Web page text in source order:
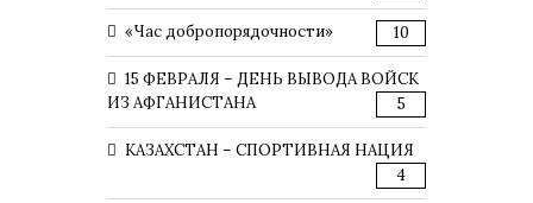
«Час добропорядочности» 10
15 ФЕВРАЛЯ – ДЕНЬ ВЫВОДА ВОЙСК
ИЗ АФГАНИСТАНА
5
КАЗАХСТАН – СПОРТИВНАЯ НАЦИЯ
4